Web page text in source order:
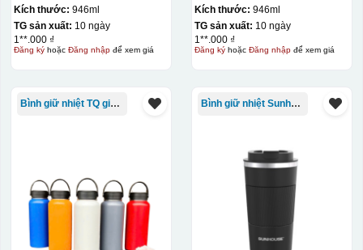
Kích thước: 946ml
TG sản xuất: 10 ngày
1**.000 ₫
Đăng kýhoặc Đăng nhậpđể xem giá
Kích thước: 946ml
TG sản xuất: 10 ngày
1**.000 ₫
Đăng kýhoặc Đăng nhậpđể xem giá
Bình giữ nhiệt TQ giá rẻ Bình giữ nhiệt Sunhouse